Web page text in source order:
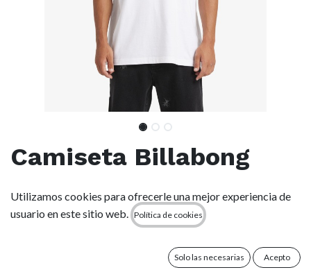
Camiseta Billabong
East Coast Low Og -
White (wht)
Utilizamos cookies para ofrecerle una mejor experiencia de
usuario en este sitio web.
Política de cookies
Solo las necesarias Acepto